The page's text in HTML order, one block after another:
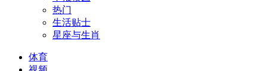
热门
生活贴士
星座与生肖
体育